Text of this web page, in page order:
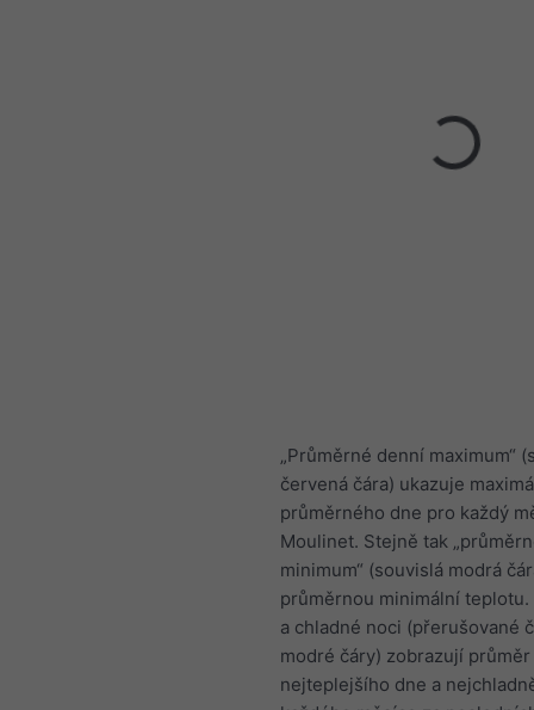
„Průměrné denní maximum“
červená čára) ukazuje
průměrného dne pro každý
Moulinet. Stejně tak
minimum“ (souvislá modrá
průměrnou minimální
a chladné noci (přerušované
modré čáry) zobrazují průměr
nejteplejšího dne a